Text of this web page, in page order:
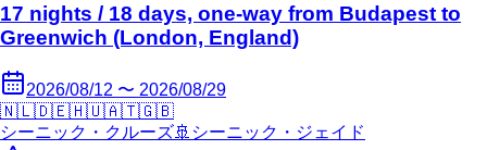
17 nights / 18 days, one-way from Budapest to
Greenwich (London, England)
2026/08/12 〜 2026/08/29
🇳🇱🇩🇪🇭🇺🇦🇹🇬🇧
シーニック・クルーズ🚢 シーニック・ジェイド